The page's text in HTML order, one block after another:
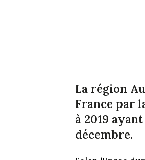
La région
France par
à 2019
décembre.